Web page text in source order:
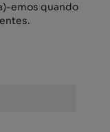
emos quando